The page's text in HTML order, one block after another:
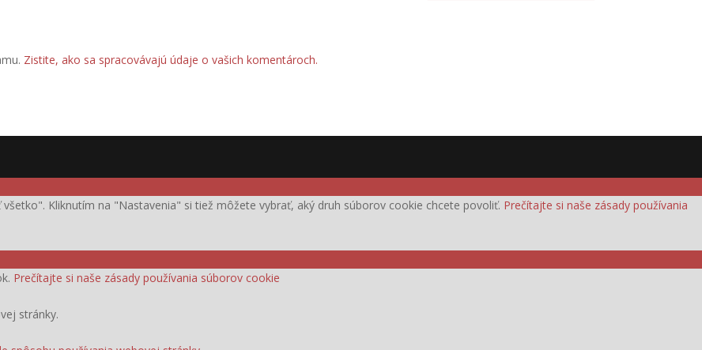
Zistite, ako sa spracovávajú údaje o vašich komentároch.
Kliknutím na "Nastavenia" si tiež môžete vybrať, aký druh súborov cookie chcete povoliť. Prečítajte si naše zásady používania
Prečítajte si naše zásady používania súborov cookie
stránky.